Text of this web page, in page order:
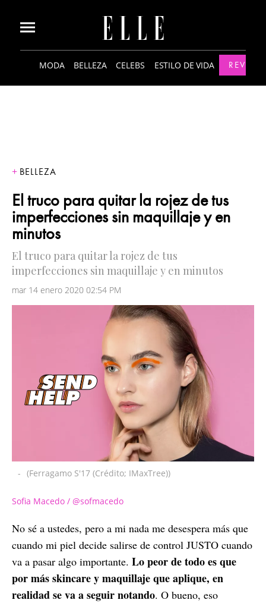
MODA BELLEZA CELEBS ESTILO DE VIDA
BELLEZA
El truco para quitar la rojez de tus
imperfecciones sin maquillaje y en
minutos
El truco para quitar la rojez de tus
imperfecciones sin maquillaje y en minutos
mar 14 enero 2020 02:54 PM
- (Ferragamo S'17 (Crédito; IMaxTree))
Sofia Macedo / @sofmacedo
No sé a ustedes, pero a mi nada me desespera más que
cuando mi piel decide salirse de control JUSTO cuando
va a pasar algo importante. Lo peor de todo es que
por más skincare y maquillaje que aplique, en
realidad se va a seguir notando. O bueno, eso